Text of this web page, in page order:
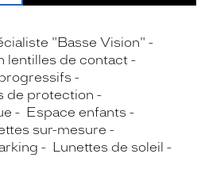
"Basse Vision"
lentilles de contact
de protection
Espace enfants
sur-mesure
Lunettes de soleil